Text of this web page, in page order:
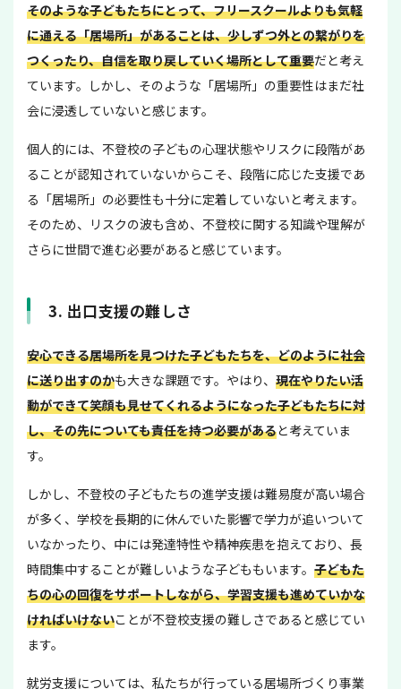
そのような子どもたちにとって、フリースクールよりも気軽
に通える「居場所」があることは、少しずつ外との繋がりを
つくったり、自信を取り戻していく場所として重要だと考え
ています。しかし、そのような「居場所」の重要性はまだ社
会に浸透していないと感じます。
個人的には、不登校の子どもの心理状態やリスクに段階があ
ることが認知されていないからこそ、段階に応じた支援であ
る「居場所」の必要性も十分に定着していないと考えます。
そのため、リスクの波も含め、不登校に関する知識や理解が
さらに世間で進む必要があると感じています。
3. 出口支援の難しさ
安心できる居場所を見つけた子どもたちを、どのように社会
に送り出すのかも大きな課題です。やはり、 現在やりたい活
動ができて笑顔も見せてくれるようになった子どもたちに対
し、その先についても責任を持つ必要があると考えていま
す。
しかし、不登校の子どもたちの進学支援は難易度が高い場合
が多く、学校を長期的に休んでいた影響で学力が追いついて
いなかったり、中には発達特性や精神疾患を抱えており、長
時間集中することが難しいような子どももいます。 子どもた
ちの心の回復をサポートしながら、学習支援も進めていかな
ければいけないことが不登校支援の難しさであると感じてい
ます。
就労支援については、私たちが行っている居場所づくり事業